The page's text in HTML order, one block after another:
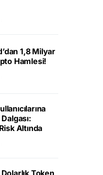
1,8 Milyar
Hamlesi!
Dalgası:
Altında
Token